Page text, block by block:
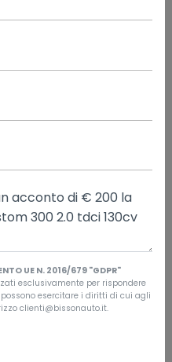
UE N. 2016/679 "GDPR"
esclusivamente per rispondere
esercitare i diritti di cui agli
clienti@bissonauto.it.